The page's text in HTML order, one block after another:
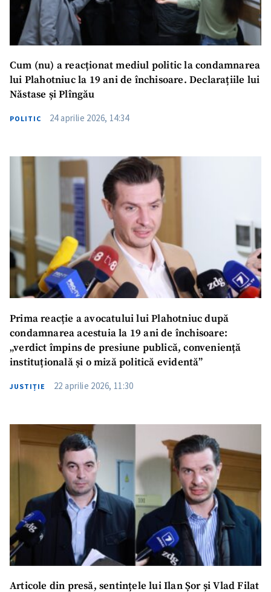
Cum (nu) a reacționat mediul politic la condamnarea
lui Plahotniuc la 19 ani de închisoare. Declarațiile lui
Năstase și Plîngău
POLITIC 24 aprilie 2026, 14:34
Prima reacție a avocatului lui Plahotniuc după
condamnarea acestuia la 19 ani de închisoare:
„verdict împins de presiune publică, conveniență
instituțională și o miză politică evidentă”
JUSTIȚIE 22 aprilie 2026, 11:30
Articole din presă, sentințele lui Ilan Șor și Vlad Filat